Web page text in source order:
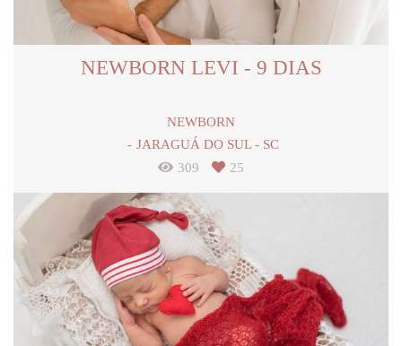
NEWBORN LEVI - 9 DIAS
NEWBORN
JARAGUÁ DO SUL - SC
309
25